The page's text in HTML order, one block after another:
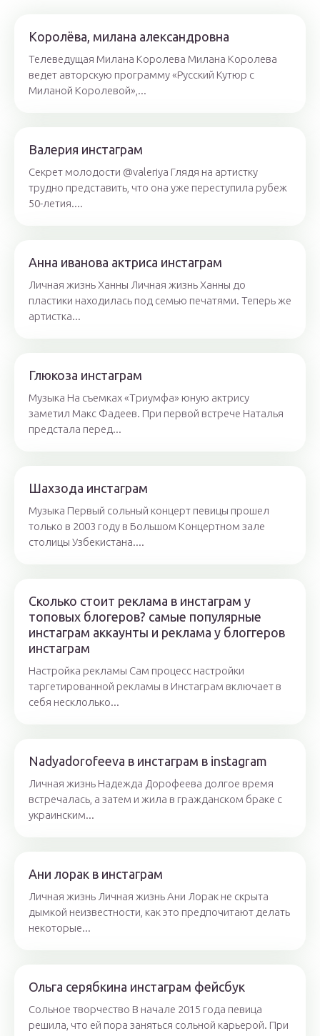
Королёва, милана александровна
Телеведущая Милана Королева Милана Королева
ведет авторскую программу «Русский Кутюр с
Миланой Королевой»,...
Валерия инстаграм
Секрет молодости @valeriya Глядя на артистку
трудно представить, что она уже переступила рубеж
50-летия....
Анна иванова актриса инстаграм
Личная жизнь Ханны Личная жизнь Ханны до
пластики находилась под семью печатями. Теперь же
артистка...
Глюкоза инстаграм
Музыка На съемках «Триумфа» юную актрису
заметил Макс Фадеев. При первой встрече Наталья
предстала перед...
Шахзода инстаграм
Музыка Первый сольный концерт певицы прошел
только в 2003 году в Большом Концертном зале
столицы Узбекистана....
Сколько стоит реклама в инстаграм у
топовых блогеров? самые популярные
инстаграм аккаунты и реклама у блоггеров
инстаграм
Настройка рекламы Сам процесс настройки
таргетированной рекламы в Инстаграм включает в
себя несклолько...
Nadyadorofeeva в инстаграм в instagram
Личная жизнь Надежда Дорофеева долгое время
встречалась, а затем и жила в гражданском браке с
украинским...
Ани лорак в инстаграм
Личная жизнь Личная жизнь Ани Лорак не скрыта
дымкой неизвестности, как это предпочитают делать
некоторые...
Ольга серябкина инстаграм фейсбук
Сольное творчество В начале 2015 года певица
решила, что ей пора заняться сольной карьерой. При